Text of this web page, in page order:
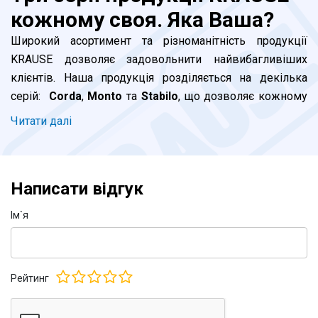
кожному своя. Яка Ваша?
Широкий асортимент та різноманітність продукції
KRAUSE дозволяє задовольнити найвибагливіших
клієнтів. Наша продукція розділяється на декілька
серій:
Corda, Monto та Stabilo, що дозволяє кожному
клієнту підібрати відповідну до його потреб драбину. В
Серія Corda.Ідеально підходить для побутового
задовольнить клієнтів, які планують нечасте
виробництві використовується алюмінієвий профіль
стандартної товщини. Опорна траверса у приставних та
універсальних драбин має класичні наконечники.
Читати далi
Написати відгук
Iм`я
Рейтинг